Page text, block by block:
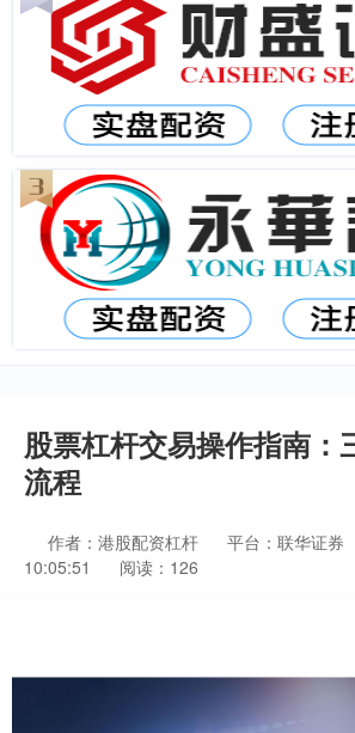
股票杠杆交易操作指南：
流程
作者：港股配资杠杆 平台：联华证券
10:05:51
阅读：126